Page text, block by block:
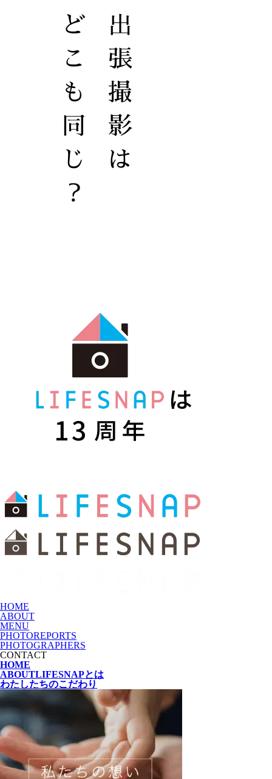
HOME
ABOUT
MENU
PHOTOREPORTS
PHOTOGRAPHERS
CONTACT
HOME
ABOUTLIFESNAPとは
わたしたちのこだわり